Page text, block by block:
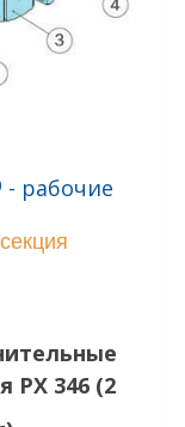
- рабочие
РХ 346 (2